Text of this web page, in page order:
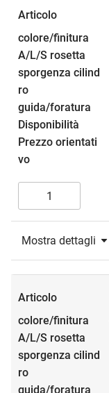
Mostra dettagli